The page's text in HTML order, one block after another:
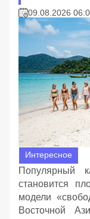
09.08.2026
Интересное
Популярный
становится
модели
Восточной